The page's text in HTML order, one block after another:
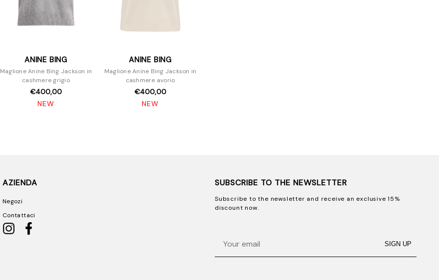
ANINE BING
Maglione Anine Bing Jackson in
cashmere grigio
€400,00
NEW
ANINE BING
Maglione Anine Bing Jackson in
cashmere avorio
€400,00
NEW
AZIENDA
Negozi
Contattaci
SUBSCRIBE TO THE NEWSLETTER
Subscribe to the newsletter and receive an exclusive 15%
discount now.
SIGN UP